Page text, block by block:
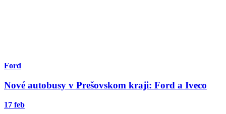
Ford
Nové autobusy v Prešovskom kraji: Ford a Iveco
17 feb